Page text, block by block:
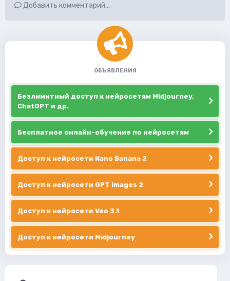
Добавить комментарий...
ОБЪЯВЛЕНИЯ
Безлимитный доступ к нейросетям Midjourney,
ChatGPT и др.
Бесплатное онлайн-обучение по нейросетям
Доступ к нейросети Nano Banana 2
Доступ к нейросети GPT Images 2
Доступ к нейросети Veo 3.1
Доступ к нейросети Midjourney